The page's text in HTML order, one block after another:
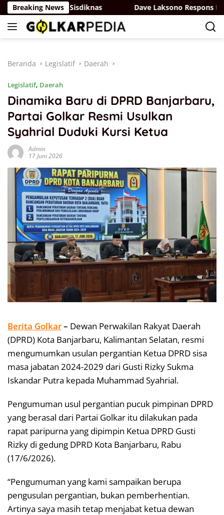
Langsung
ke
konten
Breaking News
di RUU Sisdiknas Dave Laksono Respons Isu
Beranda Legislatif Daerah
Legislatif, Daerah
Dinamika Baru di DPRD Banjarbaru,
Partai Golkar Resmi Usulkan
Syahrial Duduki Kursi Ketua
Admin
17 Juni 2026
Berita Golkar– Dewan Perwakilan Rakyat Daerah
(DPRD) Kota Banjarbaru, Kalimantan Selatan, resmi
mengumumkan usulan pergantian Ketua DPRD sisa
masa jabatan 2024-2029 dari Gusti Rizky Sukma
Iskandar Putra kepada Muhammad Syahrial.
Pengumuman usul pergantian pucuk pimpinan DPRD
yang berasal dari Partai Golkar itu dilakukan pada
rapat paripurna yang dipimpin Ketua DPRD Gusti
Rizky di gedung DPRD Kota Banjarbaru, Rabu
(17/6/2026).
“Pengumuman yang kami sampaikan berupa
pengusulan pergantian, bukan pemberhentian.
Artinya saya masih tetap menjabat ketua dewan